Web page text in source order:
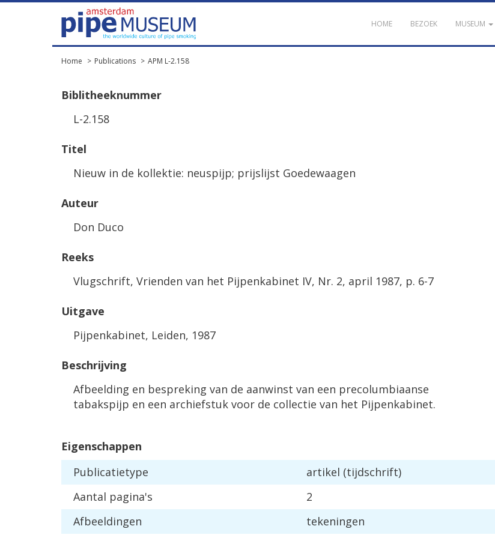
HOME BEZOEK MUSEUM
Home Publications APM L-2.158
Biblitheeknummer
L-2.158
Titel
Nieuw in de kollektie: neuspijp; prijslijst Goedewaagen
Auteur
Don Duco
Reeks
Vlugschrift, Vrienden van het Pijpenkabinet IV, Nr. 2, april 1987, p. 6-7
Uitgave
Pijpenkabinet, Leiden, 1987
Beschrijving
Afbeelding en bespreking van de aanwinst van een precolumbiaanse
tabakspijp en een archiefstuk voor de collectie van het Pijpenkabinet.
Eigenschappen
Publicatietype
artikel (tijdschrift)
Aantal pagina's
2
Afbeeldingen
tekeningen